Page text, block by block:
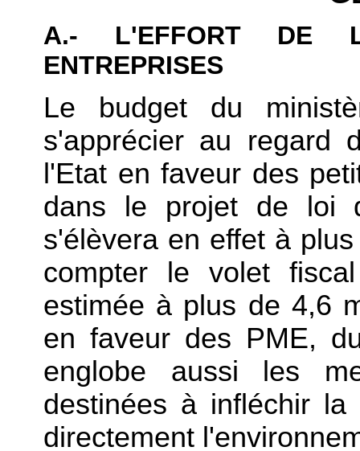
A.- L'EFFORT DE
ENTREPRISES
Le budget du
s'apprécier au regard
l'Etat en faveur des
dans le projet de loi
s'élèvera en effet à
compter le volet
estimée à plus de 4,6
en faveur des PME,
englobe aussi les
destinées à infléchir la
directement